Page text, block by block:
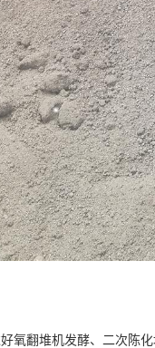
氧翻堆机发酵、二次陈化